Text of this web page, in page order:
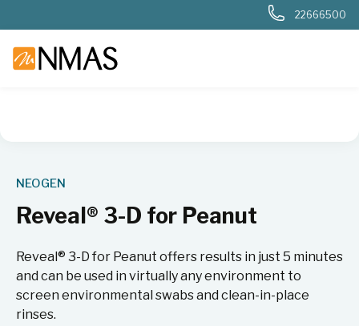
22666500
NEOGEN
Reveal® 3-D for Peanut
Reveal® 3-D for Peanut offers results in just 5 minutes
and can be used in virtually any environment to
screen environmental swabs and clean-in-place
rinses.